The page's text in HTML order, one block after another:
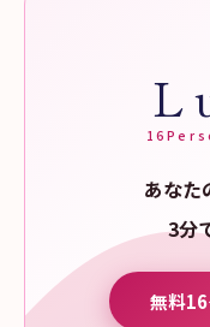
あなた
3分
無料